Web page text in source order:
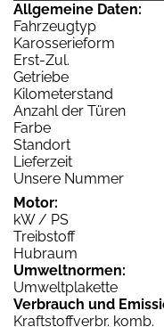
Allgemeine Daten:
Fahrzeugtyp
Karosserieform
Erst-Zul.
Getriebe
Kilometerstand
Anzahl der Türen
Farbe
Standort
Lieferzeit
Unsere Nummer
Motor:
kW / PS
Treibstoff
Hubraum
Umweltnormen:
Umweltplakette
Verbrauch und
Kraftstoffverbr. komb.